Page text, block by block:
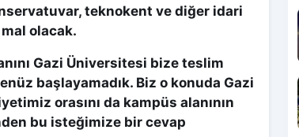
teknokent ve diğer idari
olacak.
Gazi Üniversitesi bize teslim
başlayamadık. Biz o konuda Gazi
orasını da kampüs alanının
bu isteğimize bir cevap